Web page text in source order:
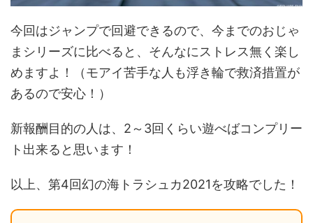
今回はジャンプで回避できるので、今までのおじゃ
まシリーズに比べると、そんなにストレス無く楽し
めますよ！（モアイ苦手な人も浮き輪で救済措置が
あるので安心！）
新報酬目的の人は、2～3回くらい遊べばコンプリー
ト出来ると思います！
以上、第4回幻の海トラシュカ2021を攻略でした！